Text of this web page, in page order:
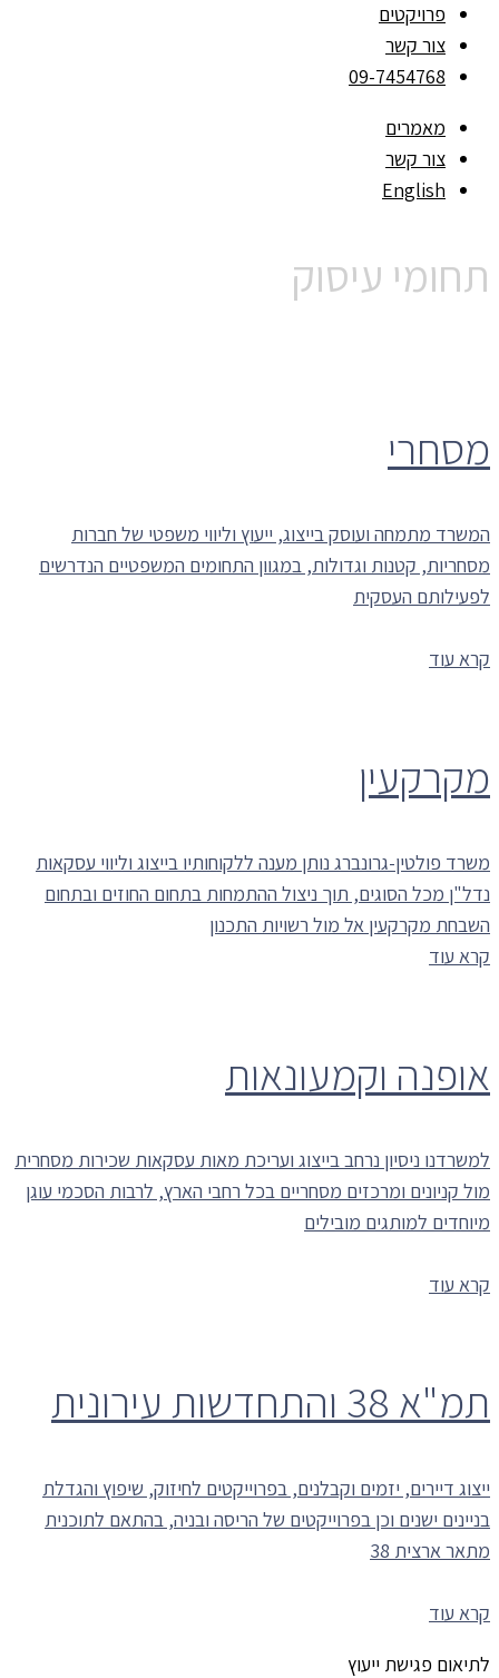
פרויקטים
צור קשר
09-7454768
מאמרים
צור קשר
English
תחומי עיסוק
מסחרי
המשרד מתמחה ועוסק בייצוג, ייעוץ וליווי משפטי של חברות
מסחריות, קטנות וגדולות, במגוון התחומים המשפטיים הנדרשים
לפעילותם העסקית
קרא עוד
מקרקעין
משרד פולטין-גרונברג נותן מענה ללקוחותיו בייצוג וליווי עסקאות
נדל"ן מכל הסוגים, תוך ניצול ההתמחות בתחום החוזים ובתחום
השבחת מקרקעין אל מול רשויות התכנון
קרא עוד
אופנה וקמעונאות
למשרדנו ניסיון נרחב בייצוג ועריכת מאות עסקאות שכירות מסחרית
מול קניונים ומרכזים מסחריים בכל רחבי הארץ, לרבות הסכמי עוגן
מיוחדים למותגים מובילים
קרא עוד
תמ"א 38 והתחדשות עירונית
ייצוג דיירים, יזמים וקבלנים, בפרוייקטים לחיזוק, שיפוץ והגדלת
בניינים ישנים וכן בפרוייקטים של הריסה ובניה, בהתאם לתוכנית
מתאר ארצית 38
קרא עוד
לתיאום פגישת ייעוץ